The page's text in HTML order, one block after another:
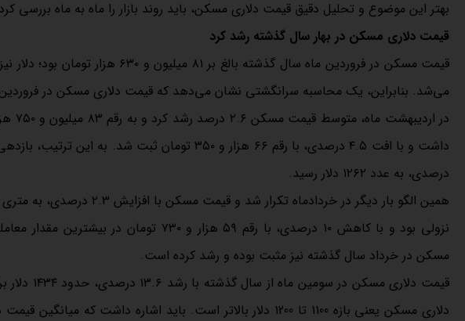
بهتر این موضوع و تحلیل دقیق قیمت دلاری مسکن، باید روند بازار را ماه به ماه بررسی
قیمت دلاری مسکن در بهار سال گذشته رشد کرد
می‌شد. بنابراین، یک محاسبه سرانگشتی نشان می‌دهد که قیمت دلاری مسکن در فروردین سال ۱۴۰۳، بالغ بر ۱۱۷۵ دلار
در
درصدی، به عدد ۱۲۶۲ دلار رسید.
نزولی بود و با کاهش ۱۰ درصدی، با رقم ۵۹
مسکن در خرداد سال گذشته نیز مثبت بوده و رشد کرده است.
قیمت